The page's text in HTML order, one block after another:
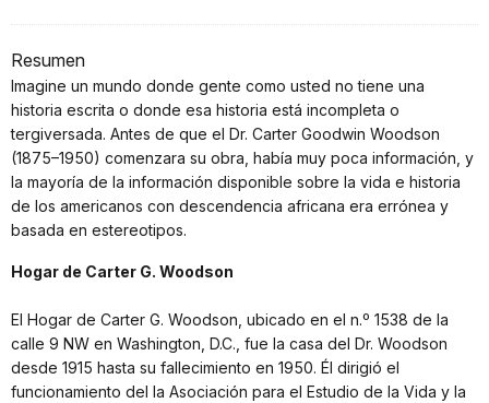
Resumen
Imagine un mundo donde gente como usted no tiene una
historia escrita o donde esa historia está incompleta o
tergiversada. Antes de que el Dr. Carter Goodwin Woodson
(1875–1950) comenzara su obra, había muy poca información, y
la mayoría de la información disponible sobre la vida e historia
de los americanos con descendencia africana era errónea y
basada en estereotipos.
Hogar de Carter G. Woodson
El Hogar de Carter G. Woodson, ubicado en el n.º 1538 de la
calle 9 NW en Washington, D.C., fue la casa del Dr. Woodson
desde 1915 hasta su fallecimiento en 1950. Él dirigió el
funcionamiento del la Asociación para el Estudio de la Vida y la